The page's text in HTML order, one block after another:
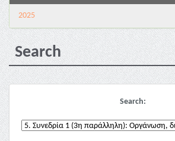
2025
Search
Search: